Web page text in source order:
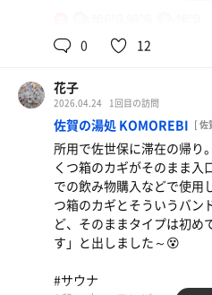
デロン4つとたくさんあっ
です😍🎵 賑やかなのもやか
平和だなぁ～😌)と思いな
ッド2回、椅子1回でした。
し、体も拭いたり拭かなか
💓
車が満車近いくらい停まっ
サ活とサ飯出来ました‼️
ぽかぽか温泉に外れなし、
ほんとです😊
あと、ドライヤーがたくさ
んと強風なの嬉しい❗️😆⤴️
に3人、詰めたら4人？下に
ドンと大きなストーブで、
めるとストーブの真ん前に
るとロウリュのために人の
ないので、ロウリュしにく
温度計は100℃。デジタル
示してるけど、体感はそこ
リュするとかなり熱い。
どっちのサウナもサウナタ
のみ。(室はそれもなかっ
してるから気にならないけ
れました。
合って入りました😉👌特に
0 12
花子
2026.04.24 1回目の訪問
佐賀の湯処 KOMOREBI [ 佐
所用で佐世保に滞在の帰り
くつ箱のカギがそのまま入
での飲み物購入などで使用
つ箱のカギとそういうバン
ど、そのままタイプは初め
す」と出しました～😵
#サウナ